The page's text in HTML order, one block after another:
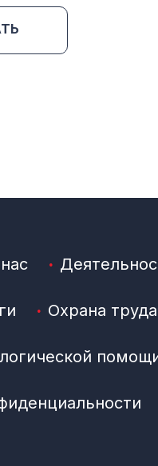
Охрана труда